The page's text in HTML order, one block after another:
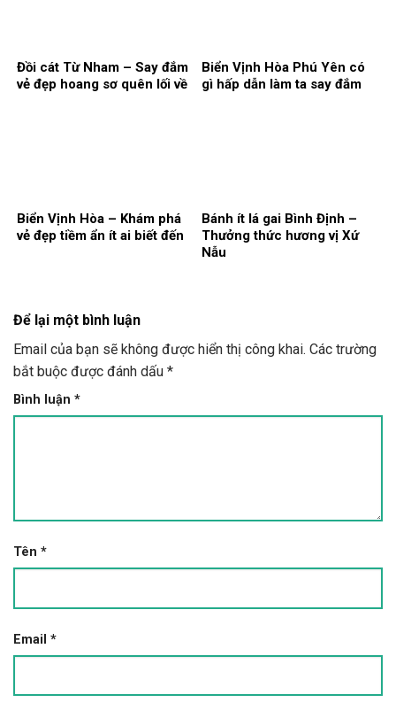
Đồi cát Từ Nham – Say đắm
vẻ đẹp hoang sơ quên lối về
Biển Vịnh Hòa Phú Yên có
gì hấp dẫn làm ta say đắm
Biển Vịnh Hòa – Khám phá
vẻ đẹp tiềm ẩn ít ai biết đến
Bánh ít lá gai Bình Định –
Thưởng thức hương vị Xứ
Nẫu
Để lại một bình luận
Email của bạn sẽ không được hiển thị công khai. Các trường
bắt buộc được đánh dấu *
Bình luận *
Tên *
Email *